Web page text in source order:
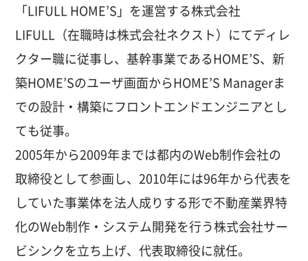
「LIFULL HOME’S」を運営する株式会社
LIFULL（在職時は株式会社ネクスト）にてディレ
クター職に従事し、基幹事業であるHOME’S、新
築HOME’Sのユーザ画面からHOME’S Managerま
での設計・構築にフロントエンドエンジニアとし
ても従事。
2005年から2009年までは都内のWeb制作会社の
取締役として参画し、2010年には96年から代表を
していた事業体を法人成りする形で不動産業界特
化のWeb制作・システム開発を行う株式会社サー
ビシンクを立ち上げ、代表取締役に就任。